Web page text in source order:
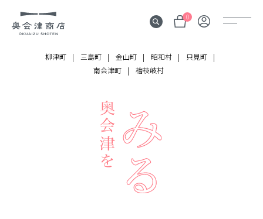
0
伝言板
柳津町 三島町 金山町 昭和村
只見町
南会津町
檜枝岐村